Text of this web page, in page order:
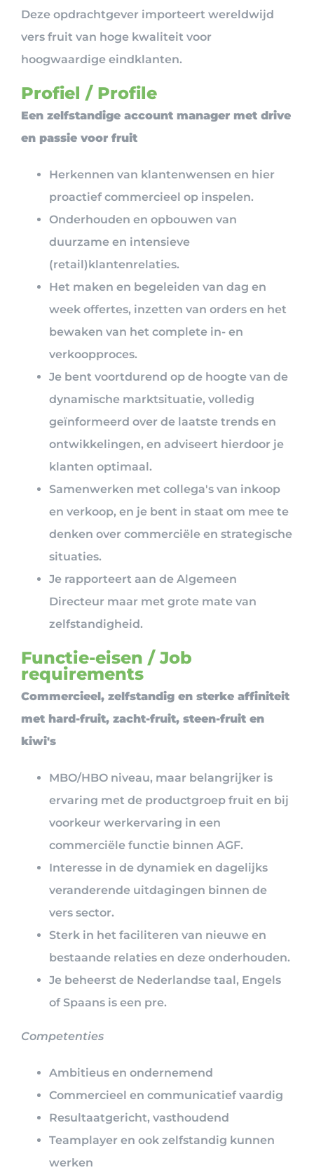
Deze opdrachtgever importeert wereldwijd
vers fruit van hoge kwaliteit voor
hoogwaardige eindklanten.
Profiel / Profile
Een zelfstandige account manager met drive
en passie voor fruit
Herkennen van klantenwensen en hier
proactief commercieel op inspelen.
Onderhouden en opbouwen van
duurzame en intensieve
(retail)klantenrelaties.
Het maken en begeleiden van dag en
week offertes, inzetten van orders en het
bewaken van het complete in- en
verkoopproces.
Je bent voortdurend op de hoogte van de
dynamische marktsituatie, volledig
geïnformeerd over de laatste trends en
ontwikkelingen, en adviseert hierdoor je
klanten optimaal.
Samenwerken met collega's van inkoop
en verkoop, en je bent in staat om mee te
denken over commerciële en strategische
situaties.
Je rapporteert aan de Algemeen
Directeur maar met grote mate van
zelfstandigheid.
Functie-eisen / Job
requirements
Commercieel, zelfstandig en sterke affiniteit
met hard-fruit, zacht-fruit, steen-fruit en
kiwi's
MBO/HBO niveau, maar belangrijker is
ervaring met de productgroep fruit en bij
voorkeur werkervaring in een
commerciële functie binnen AGF.
Interesse in de dynamiek en dagelijks
veranderende uitdagingen binnen de
vers sector.
Sterk in het faciliteren van nieuwe en
bestaande relaties en deze onderhouden.
Je beheerst de Nederlandse taal, Engels
of Spaans is een pre.
Competenties
Ambitieus en ondernemend
Commercieel en communicatief vaardig
Resultaatgericht, vasthoudend
Teamplayer en ook zelfstandig kunnen
werken